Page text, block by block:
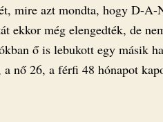
mire azt mondta, hogy D-A-
ekkor még elengedték, de
ő is lebukott egy másik
nő 26, a férfi 48 hónapot